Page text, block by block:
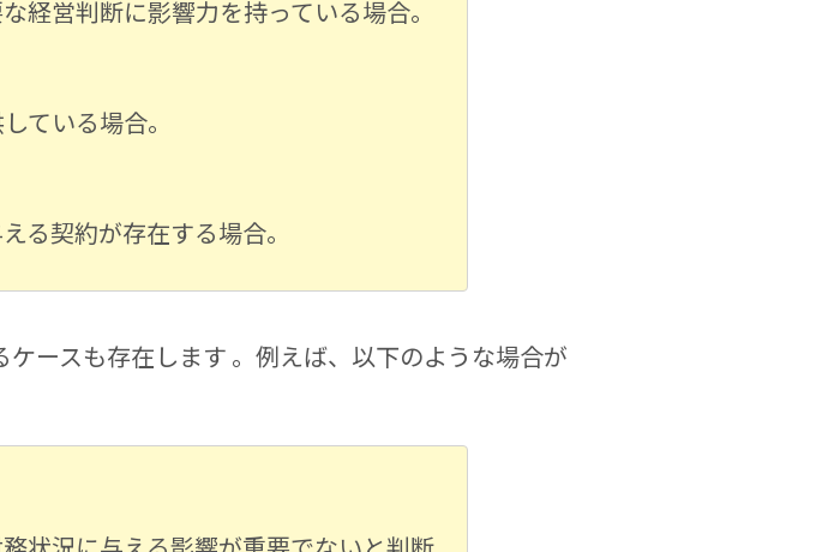
経営判断に影響力を持っている場合。
ている場合。
る契約が存在する場合。
ースも存在します 。例えば、以下のような場合が